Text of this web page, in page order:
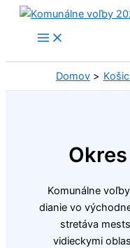
Preskočiť
Domov
Komunálne
dianie vo
stretáva
vidieckymi